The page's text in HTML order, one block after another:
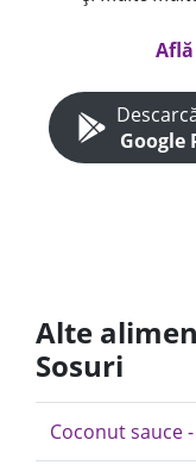
Google
Alte
Sosuri
Coconut sauce